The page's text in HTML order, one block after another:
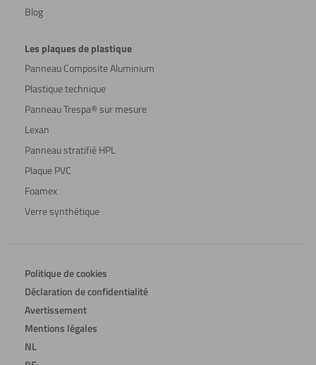
Blog
Les plaques de plastique
Panneau Composite Aluminium
Plastique technique
Panneau Trespa® sur mesure
Lexan
Panneau stratifié HPL
Plaque PVC
Foamex
Verre synthétique
Politique de cookies
Déclaration de confidentialité
Avertissement
Mentions légales
NL